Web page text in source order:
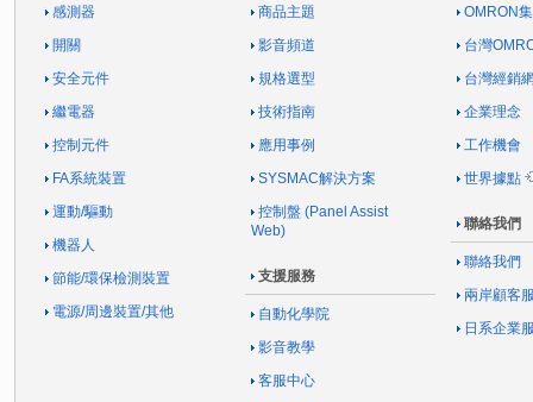
感測器
開關
安全元件
繼電器
控制元件
FA系統裝置
運動/驅動
機器人
節能/環保檢測裝置
電源/周邊裝置/其他
商品主題
影音頻道
規格選型
技術指南
應用事例
SYSMAC解決方案
控制盤 (Panel Assist
Web)
支援服務
自動化學院
影音教學
客服中心
OMRON
台灣
台灣經銷
企業理念
工作機會
世界據點
聯絡我們
聯絡我們
兩岸顧客
日系企業